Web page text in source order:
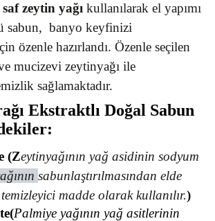
zeytin yağı kullanılarak el yapımı
sabun, banyo keyfinizi
özenle hazırlandı. Özenle seçilen
mucizevi zeytinyağı ile
sağlamaktadır.
Ekstraktlı Doğal Sabun
:
(Zeytinyağının yağ asidinin sodyum
sabunlaştırılmasından elde
madde olarak kullanılır.)
(Palmiye yağının yağ asitlerinin